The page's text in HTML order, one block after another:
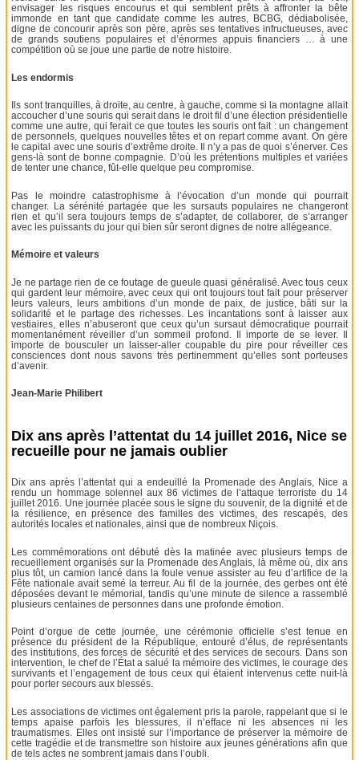
envisager les risques encourus et qui semblent prêts à affronter la bête
immonde en tant que candidate comme les autres, BCBG, dédiabolisée,
digne de concourir après son père, après ses tentatives infructueuses, avec
de grands soutiens populaires et d’énormes appuis financiers … à une
compétition où se joue une partie de notre histoire.
Les endormis
Ils sont tranquilles, à droite, au centre, à gauche, comme si la montagne allait
accoucher d’une souris qui serait dans le droit fil d’une élection présidentielle
comme une autre, qui ferait ce que toutes les souris ont fait : un changement
de personnels, quelques nouvelles têtes et on repart comme avant. On gère
le capital avec une souris d’extrême droite. Il n’y a pas de quoi s’énerver. Ces
gens-là sont de bonne compagnie. D’où les prétentions multiples et variées
de tenter une chance, fût-elle quelque peu compromise.
Pas le moindre catastrophisme à l’évocation d’un monde qui pourrait
changer. La sérénité partagée que les sursauts populaires ne changeront
rien et qu’il sera toujours temps de s’adapter, de collaborer, de s’arranger
avec les puissants du jour qui bien sûr seront dignes de notre allégeance.
Mémoire et valeurs
Je ne partage rien de ce foutage de gueule quasi généralisé. Avec tous ceux
qui gardent leur mémoire, avec ceux qui ont toujours tout fait pour préserver
leurs valeurs, leurs ambitions d’un monde de paix, de justice, bâti sur la
solidarité et le partage des richesses. Les incantations sont à laisser aux
vestiaires, elles n’abuseront que ceux qu’un sursaut démocratique pourrait
momentanément réveiller d’un sommeil profond. Il importe de se lever. Il
importe de bousculer un laisser-aller coupable du pire pour réveiller ces
consciences dont nous savons très pertinemment qu’elles sont porteuses
d’avenir.
Jean-Marie Philibert
Dix ans après l’attentat du 14 juillet 2016, Nice se
recueille pour ne jamais oublier
Dix ans après l’attentat qui a endeuillé la Promenade des Anglais, Nice a
rendu un hommage solennel aux 86 victimes de l’attaque terroriste du 14
juillet 2016. Une journée placée sous le signe du souvenir, de la dignité et de
la résilience, en présence des familles des victimes, des rescapés, des
autorités locales et nationales, ainsi que de nombreux Niçois.
Les commémorations ont débuté dès la matinée avec plusieurs temps de
recueillement organisés sur la Promenade des Anglais, là même où, dix ans
plus tôt, un camion lancé dans la foule venue assister au feu d’artifice de la
Fête nationale avait semé la terreur. Au fil de la journée, des gerbes ont été
déposées devant le mémorial, tandis qu’une minute de silence a rassemblé
plusieurs centaines de personnes dans une profonde émotion.
Point d’orgue de cette journée, une cérémonie officielle s’est tenue en
présence du président de la République, entouré d’élus, de représentants
des institutions, des forces de sécurité et des services de secours. Dans son
intervention, le chef de l’État a salué la mémoire des victimes, le courage des
survivants et l’engagement de tous ceux qui étaient intervenus cette nuit-là
pour porter secours aux blessés.
Les associations de victimes ont également pris la parole, rappelant que si le
temps apaise parfois les blessures, il n’efface ni les absences ni les
traumatismes. Elles ont insisté sur l’importance de préserver la mémoire de
cette tragédie et de transmettre son histoire aux jeunes générations afin que
de tels actes ne sombrent jamais dans l’oubli.